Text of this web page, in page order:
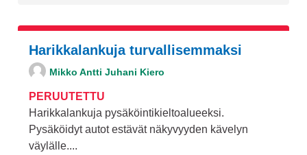
Harikkalankuja turvallisemmaksi
Mikko Antti Juhani Kiero
PERUUTETTU
Harikkalankuja pysäköintikieltoalueeksi.
Pysäköidyt autot estävät näkyvyyden kävelyn
väylälle....